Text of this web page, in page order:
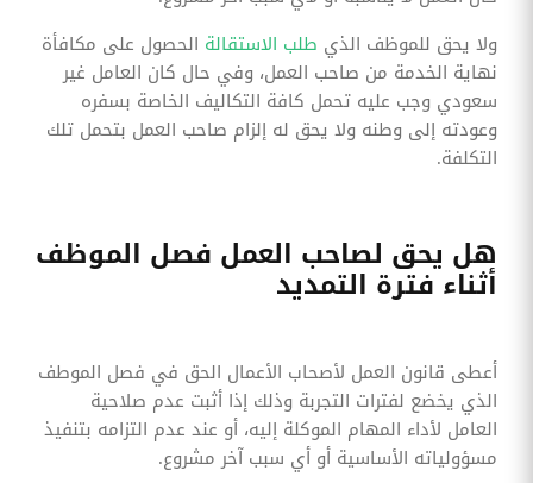
ولا يحق للموظف الذي طلب الاستقالة الحصول على مكافأة
نهاية الخدمة من صاحب العمل، وفي حال كان العامل غير
سعودي وجب عليه تحمل كافة التكاليف الخاصة بسفره
وعودته إلى وطنه ولا يحق له إلزام صاحب العمل بتحمل تلك
التكلفة.
هل يحق لصاحب العمل فصل الموظف
أثناء فترة التمديد
أعطى قانون العمل لأصحاب الأعمال الحق في فصل الموطف
الذي يخضع لفترات التجربة وذلك إذا أثبت عدم صلاحية
العامل لأداء المهام الموكلة إليه، أو عند عدم التزامه بتنفيذ
مسؤولياته الأساسية أو أي سبب آخر مشروع.